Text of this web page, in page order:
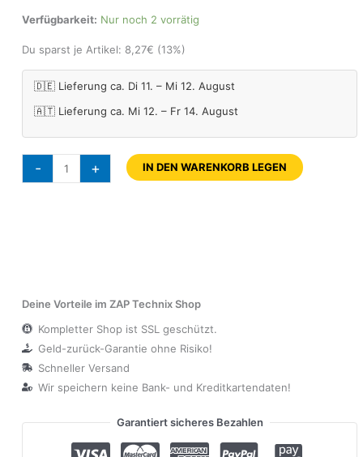
Verfügbarkeit: Nur noch 2 vorrätig
Du sparst je Artikel: 8,27€ (13%)
🇩🇪 Lieferung ca. Di 11. – Mi 12. August
🇦🇹 Lieferung ca. Mi 12. – Fr 14. August
- + IN DEN WARENKORB LEGEN
Deine Vorteile im ZAP Technix Shop
Kompletter Shop ist SSL geschützt.
Geld-zurück-Garantie ohne Risiko!
Schneller Versand
Wir speichern keine Bank- und Kreditkartendaten!
Garantiert sicheres Bezahlen